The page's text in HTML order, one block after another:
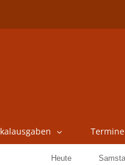
Termine